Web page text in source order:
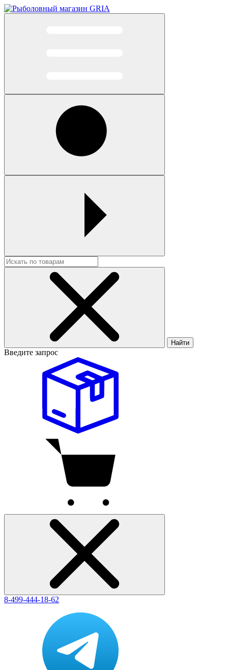
Найти
Введите запрос
8-499-444-18-62